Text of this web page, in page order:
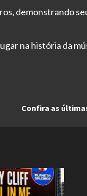
demonstrando
na história da
Confira as